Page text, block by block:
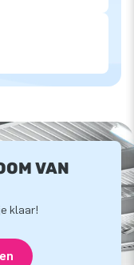
VAN
klaar!